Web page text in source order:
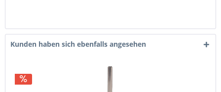
Kunden haben sich ebenfalls angesehen